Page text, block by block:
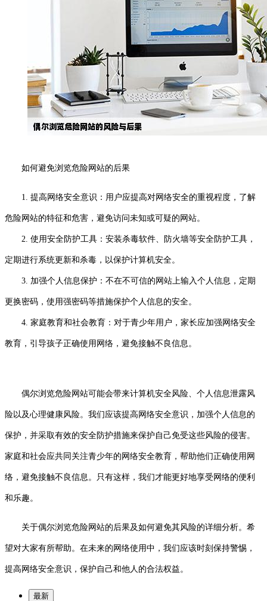
如何避免浏览危险网站的后果
1. 提高网络安全意识：用户应提高对网络安全的重视程度，了解
危险网站的特征和危害，避免访问未知或可疑的网站。
2. 使用安全防护工具：安装杀毒软件、防火墙等安全防护工具，
定期进行系统更新和杀毒，以保护计算机安全。
3. 加强个人信息保护：不在不可信的网站上输入个人信息，定期
更换密码，使用强密码等措施保护个人信息的安全。
4. 家庭教育和社会教育：对于青少年用户，家长应加强网络安全
教育，引导孩子正确使用网络，避免接触不良信息。
偶尔浏览危险网站可能会带来计算机安全风险、个人信息泄露风
险以及心理健康风险。我们应该提高网络安全意识，加强个人信息的
保护，并采取有效的安全防护措施来保护自己免受这些风险的侵害。
家庭和社会应共同关注青少年的网络安全教育，帮助他们正确使用网
络，避免接触不良信息。只有这样，我们才能更好地享受网络的便利
和乐趣。
关于偶尔浏览危险网站的后果及如何避免其风险的详细分析。希
望对大家有所帮助。在未来的网络使用中，我们应该时刻保持警惕，
提高网络安全意识，保护自己和他人的合法权益。
最新